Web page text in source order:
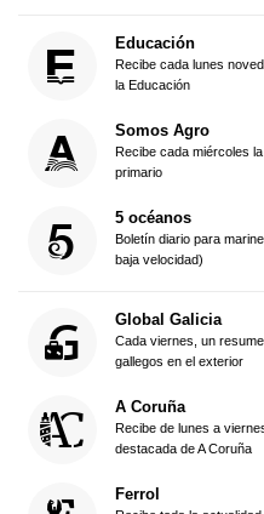
Educación
Recibe cada lunes
la Educación
Somos Agro
Recibe cada miércoles
primario
5 océanos
Boletín diario para
baja velocidad)
Global Galicia
Cada viernes, un
gallegos en el exterior
A Coruña
Recibe de lunes a
destacada de A Coruña
Ferrol